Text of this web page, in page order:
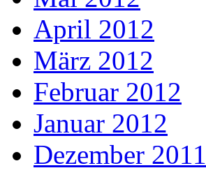
April 2012
März 2012
Februar 2012
Januar 2012
Dezember 2011